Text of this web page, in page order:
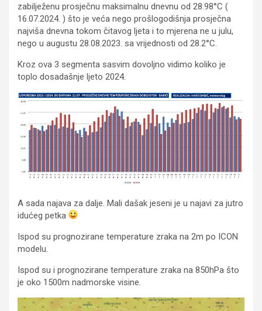
zabilježenu prosječnu maksimalnu dnevnu od 28.98°C (
16.07.2024. ) što je veća nego prošlogodišnja prosječna
najviša dnevna tokom čitavog ljeta i to mjerena ne u julu,
nego u augustu 28.08.2023. sa vrijednosti od 28.2°C.
Kroz ova 3 segmenta sasvim dovoljno vidimo koliko je
toplo dosadašnje ljeto 2024.
A sada najava za dalje. Mali dašak jeseni je u najavi za jutro
idućeg petka
Ispod su prognozirane temperature zraka na 2m po ICON
modelu.
Ispod su i prognozirane temperature zraka na 850hPa što
je oko 1500m nadmorske visine.